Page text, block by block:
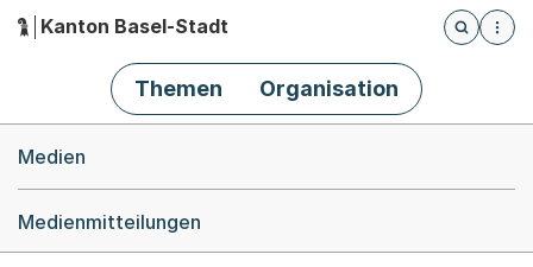
Hauptnavigation
Kanton Basel-Stadt
Öffnet
Themen Organisation
Medien
Medienmitteilungen